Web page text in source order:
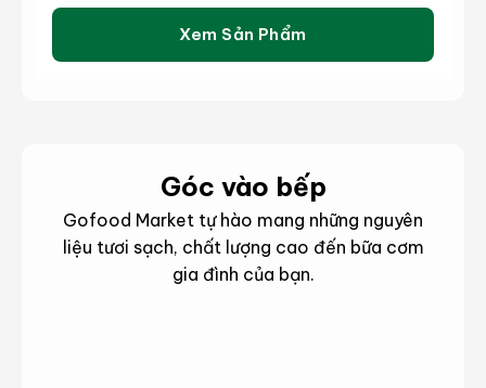
Xem Sản Phẩm
Góc vào bếp
Gofood Market tự hào mang những nguyên
liệu tươi sạch, chất lượng cao đến bữa cơm
gia đình của bạn.